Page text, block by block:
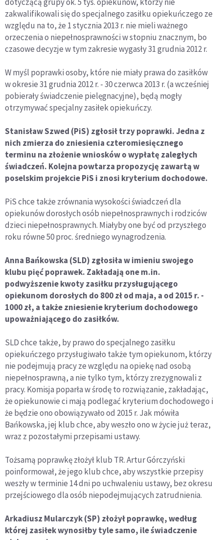
zakwalifikowali się do specjalnego zasiłku opiekuńczego ze
względu na to, że 1 stycznia 2013 r. nie mieli ważnego
orzeczenia o niepełnosprawności w stopniu znacznym, bo
czasowe decyzje w tym zakresie wygasły 31 grudnia 2012 r.
W myśl poprawki osoby, które nie miały prawa do zasiłków
w okresie 31 grudnia 2012 r. - 30 czerwca 2013 r. (a wcześniej
pobierały świadczenie pielęgnacyjne), będą mogły
otrzymywać specjalny zasiłek opiekuńczy.
Stanisław Szwed (PiS) zgłosił trzy poprawki. Jedna z
nich zmierza do zniesienia czteromiesięcznego
terminu na złożenie wniosków o wypłatę zaległych
świadczeń. Kolejna powtarza propozycję zawartą w
poselskim projekcie PiS i znosi kryterium dochodowe.
PiS chce także zrównania wysokości świadczeń dla
opiekunów dorosłych osób niepełnosprawnych i rodziców
dzieci niepełnosprawnych. Miałyby one być od przyszłego
roku równe 50 proc. średniego wynagrodzenia.
Anna Bańkowska (SLD) zgłosiła w imieniu swojego
klubu pięć poprawek. Zakładają one m.in.
podwyższenie kwoty zasiłku przysługującego
opiekunom dorosłych do 800 zł od maja, a od 2015 r. -
1000 zł, a także zniesienie kryterium dochodowego
upoważniającego do zasiłków.
SLD chce także, by prawo do specjalnego zasiłku
opiekuńczego przysługiwało także tym opiekunom, którzy
nie podejmują pracy ze względu na opiekę nad osobą
niepełnosprawną, a nie tylko tym, którzy zrezygnowali z
pracy. Komisja poparła w środę to rozwiązanie, zakładając,
że opiekunowie ci mają podlegać kryterium dochodowego i
że będzie ono obowiązywało od 2015 r. Jak mówiła
Bańkowska, jej klub chce, aby weszło ono w życie już teraz,
wraz z pozostałymi przepisami ustawy.
Tożsamą poprawkę złożył klub TR. Artur Górczyński
poinformował, że jego klub chce, aby wszystkie przepisy
weszły w terminie 14 dni po uchwaleniu ustawy, bez okresu
przejściowego dla osób niepodejmujących zatrudnienia.
Arkadiusz Mularczyk (SP) złożył poprawkę, według
której zasiłek wynosiłby tyle samo, ile świadczenie